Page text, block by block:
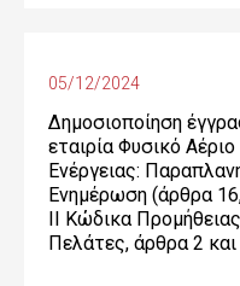
05/12/2024
Δημοσιοποίηση
εταιρία Φυσικό
Ενέργειας:
Ενημέρωση (άρθρα
ΙΙ Κώδικα
Πελάτες, άρθρα 2